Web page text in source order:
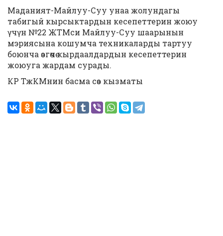
Маданият-Майлуу-Суу унаа жолундагы
табигый кырсыктардын кесепеттерин жоюу
үчүн №22 ЖТМси Майлуу-Суу шаарынын
мэриясына кошумча техникаларды тартуу
боюнча өзгөчө кырдаалдардын кесепеттерин
жоюуга жардам сурады.
КР ТжКМнин басма сөз кызматы